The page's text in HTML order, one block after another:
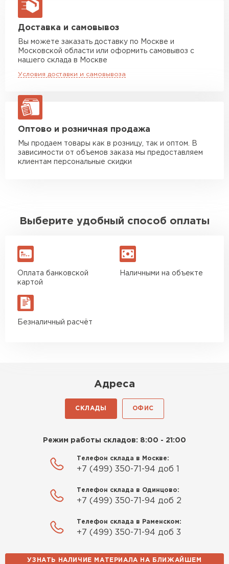
макс. длина груза 13,5 м
Манипулятор до 5 тн
Манипулятор до 10 тн
макс. длина груза 8 м
макс. длина груза 13,5 м
ЗАКАЗАТЬ С ДОСТАВКОЙ
Доставка и самовывоз
Вы можете заказать доставку по Москве и
Московской области или оформить самовывоз с
нашего склада в Москве
Условия доставки и самовывоза
Оптово и розничная продажа
Мы продаем товары как в розницу, так и оптом. В
зависимости от объемов заказа мы предоставляем
клиентам персональные скидки
Выберите удобный способ оплаты
Оплата банковской
картой
Наличными на объекте
Безналичный расчёт
Адреса
СКЛАДЫ ОФИС
Режим работы складов: 8:00 - 21:00
Телефон склада в Москве:
+7 (499) 350-71-94 доб 1
Телефон склада в Одинцово:
+7 (499) 350-71-94 доб 2
Телефон склада в Раменском:
+7 (499) 350-71-94 доб 3
УЗНАТЬ НАЛИЧИЕ МАТЕРИАЛА НА БЛИЖАЙШЕМ